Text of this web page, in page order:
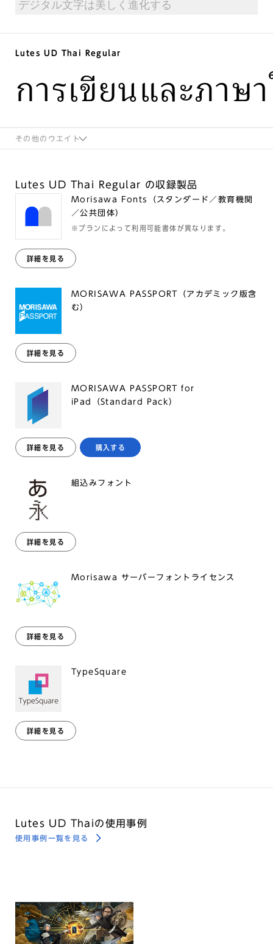
Lutes UD Thai Regular
การเขียนและภาษ
その他のウエイト
Lutes UD Thai Regular の収録製品
Morisawa Fonts（スタンダード／教育機関
／公共団体）
※プランによって利用可能書体が異なります。
詳細を見る
MORISAWA PASSPORT（アカデミック版含
む）
詳細を見る
MORISAWA PASSPORT for
iPad（Standard Pack）
詳細を見る 購入する
組込みフォント
詳細を見る
Morisawa サーバーフォントライセンス
詳細を見る
TypeSquare
詳細を見る
Lutes UD Thaiの使用事例
使用事例一覧を見る